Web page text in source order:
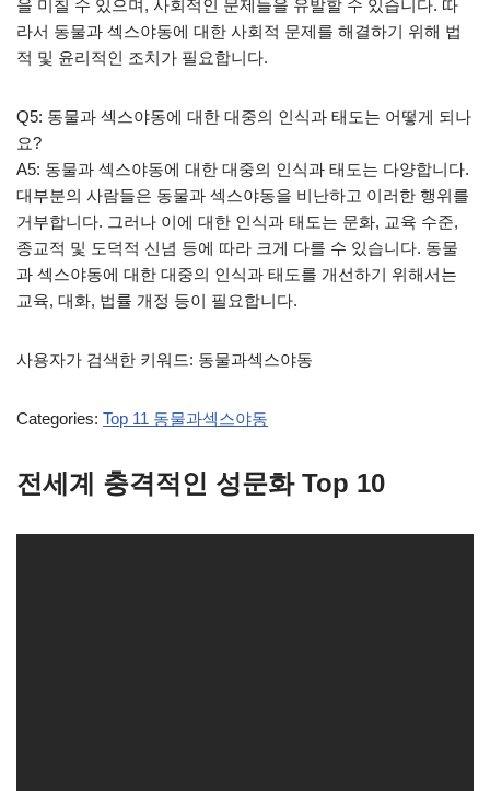
을 미칠 수 있으며, 사회적인 문제들을 유발할 수 있습니다. 따
라서 동물과 섹스야동에 대한 사회적 문제를 해결하기 위해 법
적 및 윤리적인 조치가 필요합니다.
Q5: 동물과 섹스야동에 대한 대중의 인식과 태도는 어떻게 되나
요?
A5: 동물과 섹스야동에 대한 대중의 인식과 태도는 다양합니다.
대부분의 사람들은 동물과 섹스야동을 비난하고 이러한 행위를
거부합니다. 그러나 이에 대한 인식과 태도는 문화, 교육 수준,
종교적 및 도덕적 신념 등에 따라 크게 다를 수 있습니다. 동물
과 섹스야동에 대한 대중의 인식과 태도를 개선하기 위해서는
교육, 대화, 법률 개정 등이 필요합니다.
사용자가 검색한 키워드: 동물과섹스야동
Categories: Top 11 동물과섹스야동
전세계 충격적인 성문화 Top 10